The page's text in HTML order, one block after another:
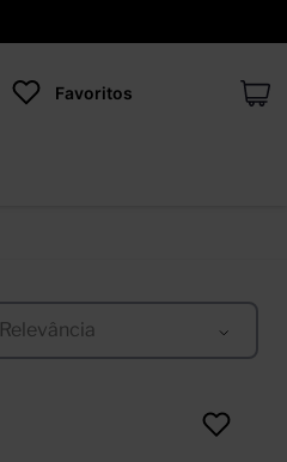
Favoritos
Relevância